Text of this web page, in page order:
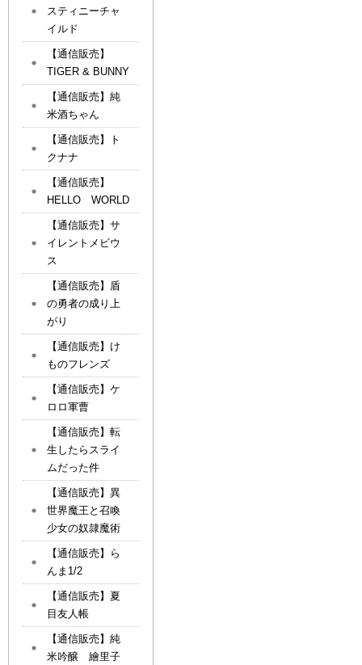
スティニーチャ
イルド
【通信販売】
TIGER & BUNNY
【通信販売】純
米酒ちゃん
【通信販売】ト
クナナ
【通信販売】
HELLO WORLD
【通信販売】サ
イレントメビウ
ス
【通信販売】盾
の勇者の成り上
がり
【通信販売】け
ものフレンズ
【通信販売】ケ
ロロ軍曹
【通信販売】転
生したらスライ
ムだった件
【通信販売】異
世界魔王と召喚
少女の奴隷魔術
【通信販売】ら
んま1/2
【通信販売】夏
目友人帳
【通信販売】純
米吟醸 繪里子